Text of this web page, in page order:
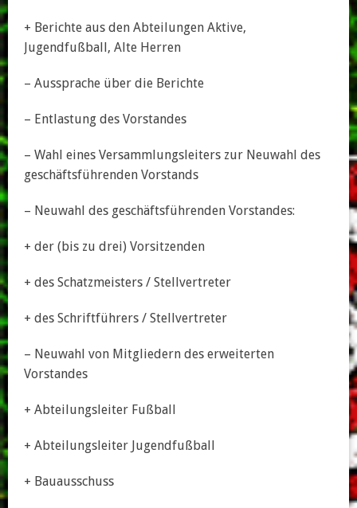
+ Berichte aus den Abteilungen Aktive,
Jugendfußball, Alte Herren
– Aussprache über die Berichte
– Entlastung des Vorstandes
– Wahl eines Versammlungsleiters zur Neuwahl des
geschäftsführenden Vorstands
– Neuwahl des geschäftsführenden Vorstandes:
+ der (bis zu drei) Vorsitzenden
+ des Schatzmeisters / Stellvertreter
+ des Schriftführers / Stellvertreter
– Neuwahl von Mitgliedern des erweiterten
Vorstandes
+ Abteilungsleiter Fußball
+ Abteilungsleiter Jugendfußball
+ Bauausschuss